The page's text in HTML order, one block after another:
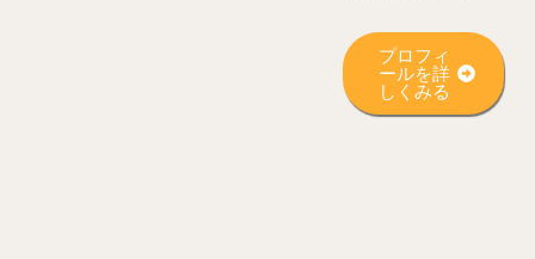
プロフィ
ールを詳
しくみる